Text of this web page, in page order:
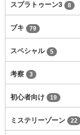
スプラトゥーン3 8
ブキ 79
スペシャル 5
考察 3
初心者向け 19
ミステリーゾーン 22